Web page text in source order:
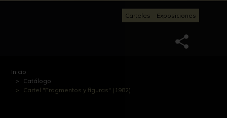
Carteles Exposiciones
Inicio
Catálogo
Cartel "Fragmentos y figuras" (1982)